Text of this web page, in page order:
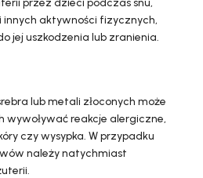
przez dzieci podczas snu,
aktywności fizycznych,
jej uszkodzenia lub zranienia.
lub metali złoconych może
wywoływać reakcje alergiczne,
czy wysypka. W przypadku
należy natychmiast